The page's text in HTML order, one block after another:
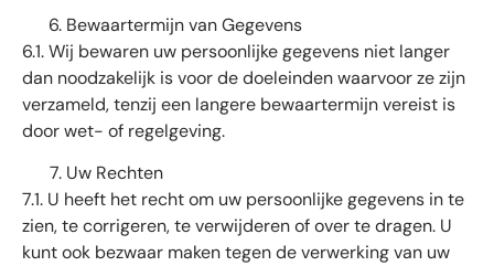
Bewaartermijn van Gegevens
6.1. Wij bewaren uw persoonlijke gegevens niet langer
dan noodzakelijk is voor de doeleinden waarvoor ze zijn
verzameld, tenzij een langere bewaartermijn vereist is
door wet- of regelgeving.
Uw Rechten
7.1. U heeft het recht om uw persoonlijke gegevens in te
zien, te corrigeren, te verwijderen of over te dragen. U
kunt ook bezwaar maken tegen de verwerking van uw